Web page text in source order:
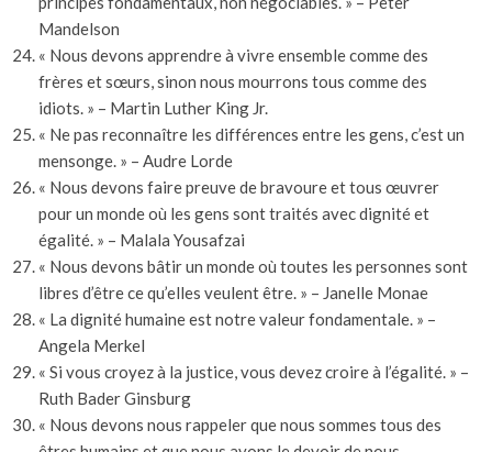
Mandelson
« Nous devons apprendre à vivre ensemble comme des
frères et sœurs, sinon nous mourrons tous comme des
idiots. » – Martin Luther King Jr.
« Ne pas reconnaître les différences entre les gens, c’est un
mensonge. » – Audre Lorde
« Nous devons faire preuve de bravoure et tous œuvrer
pour un monde où les gens sont traités avec dignité et
égalité. » – Malala Yousafzai
« Nous devons bâtir un monde où toutes les personnes sont
libres d’être ce qu’elles veulent être. » – Janelle Monae
« La dignité humaine est notre valeur fondamentale. » –
Angela Merkel
« Si vous croyez à la justice, vous devez croire à l’égalité. » –
Ruth Bader Ginsburg
« Nous devons nous rappeler que nous sommes tous des